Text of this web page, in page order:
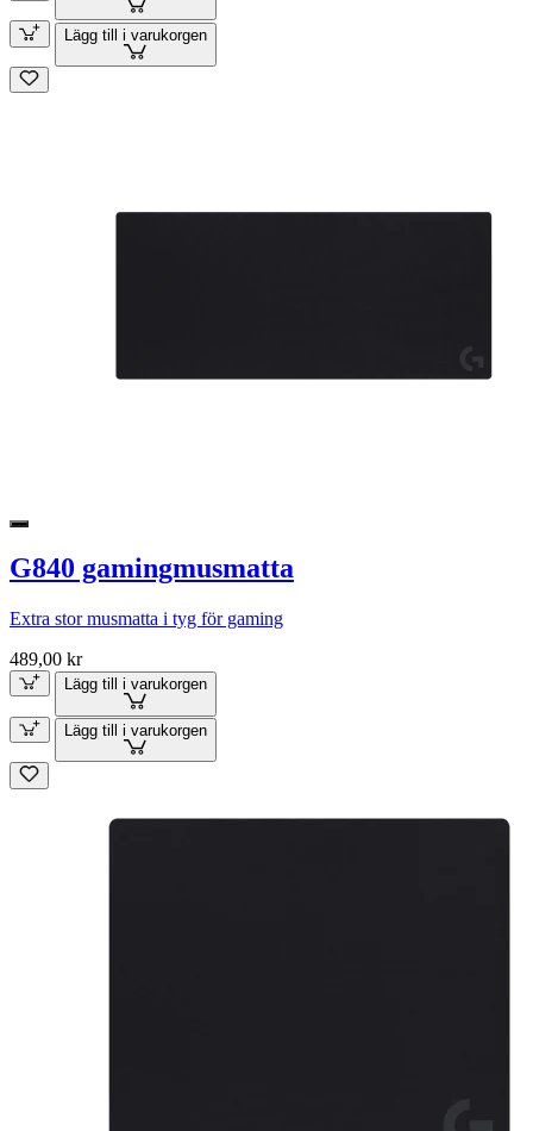
Lägg till i varukorgen
G840 gamingmusmatta
Extra stor musmatta i tyg för gaming
489,00 kr
Lägg till i varukorgen
Lägg till i varukorgen